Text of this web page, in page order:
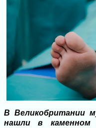
В Великобритании
нашли в каменном